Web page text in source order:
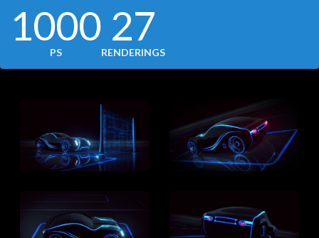
1000
PS
27
RENDERINGS